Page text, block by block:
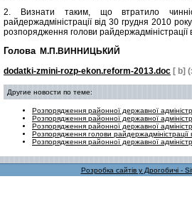
2. Визнати таким, що втратило
райдержадміністрації від 30 грудня 2010
розпорядження голови райдержадміністрації
Голова М.П.ВИННИЦЬКИЙ
dodatki-zmini-rozp-ekon.reform-2013.doc [ b]
Другие новости по теме:
Розпорядження районної державної
Розпорядження районної державної
Розпорядження районної державної
Розпорядження голови
Розпорядження районної державної
Розробка сайтів у Дрогобичі -